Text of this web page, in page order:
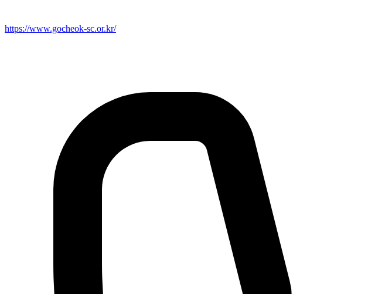
https://www.gocheok-sc.or.kr/